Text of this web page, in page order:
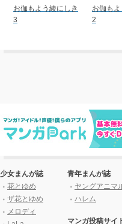
お伽もよう綾にしき
3
お伽も
2
少女まんが誌
花とゆめ
ザ花とゆめ
メロディ
青年まんが誌
ヤングアニマ
ハレム
マンガ投稿サイ